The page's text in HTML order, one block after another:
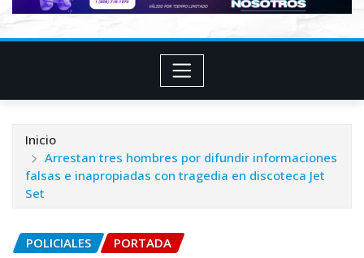
Inicio
Arrestan tres hombres por difundir informaciones
falsas e inapropiadas con tragedia en discoteca Jet
Set
POLICIALES PORTADA